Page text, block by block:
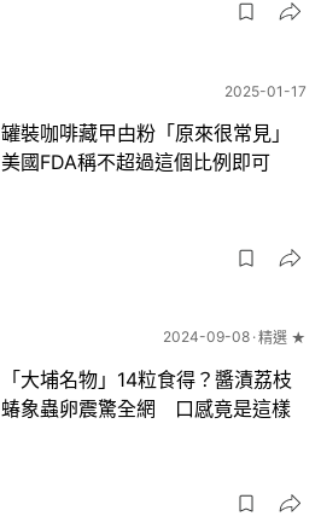
2025-01-17
罐裝咖啡藏曱甴粉「原來很常見」
美國FDA稱不超過這個比例即可
2024-09-08 精選 ★
「大埔名物」14粒食得？醬漬荔枝
蝽象蟲卵震驚全網 口感竟是這樣